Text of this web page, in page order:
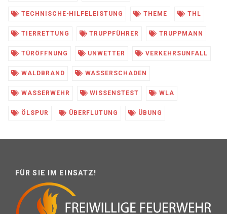
TECHNISCHE-HILFELEISTUNG THEME THL
TIERRETTUNG TRUPPFÜHRER TRUPPMANN
TÜRÖFFNUNG UNWETTER VERKEHRSUNFALL
WALDBRAND WASSERSCHADEN
WASSERWEHR WISSENSTEST WLA
ÖLSPUR ÜBERFLUTUNG ÜBUNG
FÜR SIE IM EINSATZ!